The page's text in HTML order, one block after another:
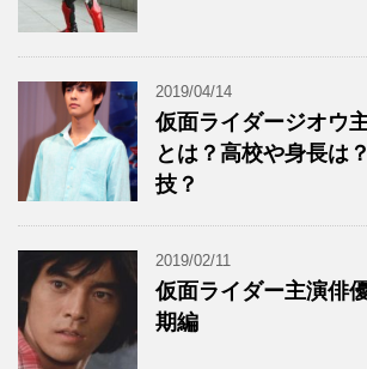
2019/04/14
仮面ライダージオウ
とは？高校や身長は
技？
2019/02/11
仮面ライダー主演俳
期編